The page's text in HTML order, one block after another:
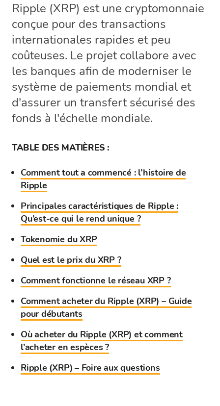
Ripple (XRP) est une cryptomonnaie
conçue pour des transactions
internationales rapides et peu
coûteuses. Le projet collabore avec
les banques afin de moderniser le
système de paiements mondial et
d'assurer un transfert sécurisé des
fonds à l'échelle mondiale.
TABLE DES MATIÈRES :
Comment tout a commencé : l’histoire de
Ripple
Principales caractéristiques de Ripple :
Qu’est-ce qui le rend unique ?
Tokenomie du XRP
Quel est le prix du XRP ?
Comment fonctionne le réseau XRP ?
Comment acheter du Ripple (XRP) – Guide
pour débutants
Où acheter du Ripple (XRP) et comment
l’acheter en espèces ?
Ripple (XRP) – Foire aux questions